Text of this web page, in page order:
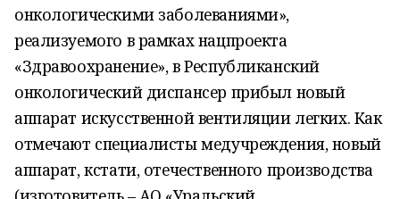
онкологическими заболеваниями»,
реализуемого в рамках нацпроекта
«Здравоохранение», в Республиканский
онкологический диспансер прибыл новый
аппарат искусственной вентиляции легких. Как
отмечают специалисты медучреждения, новый
аппарат, кстати, отечественного производства